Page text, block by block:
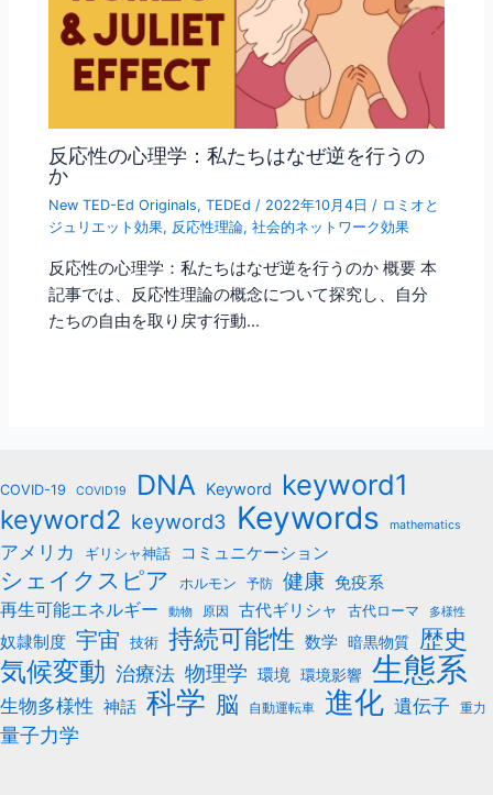
反応性の心理学：私たちはなぜ逆を行うの
か
New TED-Ed Originals,TEDEd / 2022年10月4日/ ロミオと
ジュリエット効果, 反応性理論,社会的ネットワーク効果
反応性の心理学：私たちはなぜ逆を行うのか 概要 本
記事では、反応性理論の概念について探究し、自分
たちの自由を取り戻す行動…
COVID-19 COVID19 DNA Keyword keyword1
keyword2 keyword3 Keywords mathematics
アメリカ ギリシャ神話 コミュニケーション
シェイクスピア ホルモン 予防 健康 免疫系
再生可能エネルギー
動物 原因 古代ギリシャ 古代ローマ 多様性
奴隷制度 宇宙 技術 持続可能性 数学 暗黒物質 歴史
気候変動 治療法 物理学 環境 環境影響 生態系
生物多様性 神話 科学 脳 自動運転車 進化 遺伝子 重力
量子力学